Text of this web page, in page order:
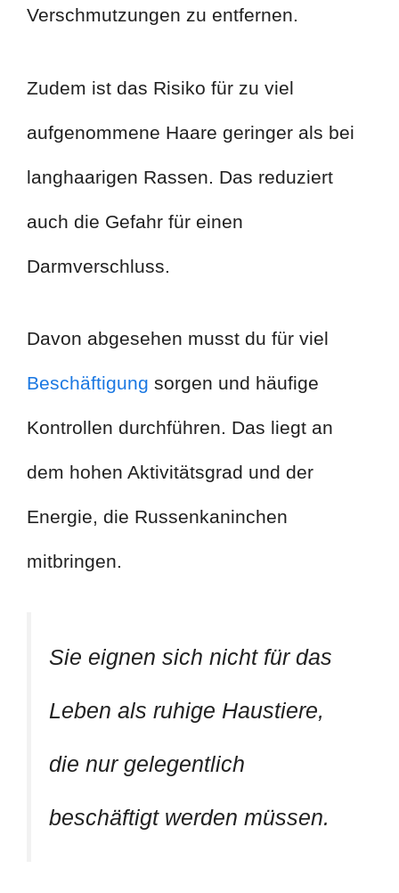
Verschmutzungen zu entfernen.
Zudem ist das Risiko für zu viel
aufgenommene Haare geringer als bei
langhaarigen Rassen. Das reduziert
auch die Gefahr für einen
Darmverschluss.
Davon abgesehen musst du für viel
Beschäftigung sorgen und häufige
Kontrollen durchführen. Das liegt an
dem hohen Aktivitätsgrad und der
Energie, die Russenkaninchen
mitbringen.
Sie eignen sich nicht für das
Leben als ruhige Haustiere,
die nur gelegentlich
beschäftigt werden müssen.